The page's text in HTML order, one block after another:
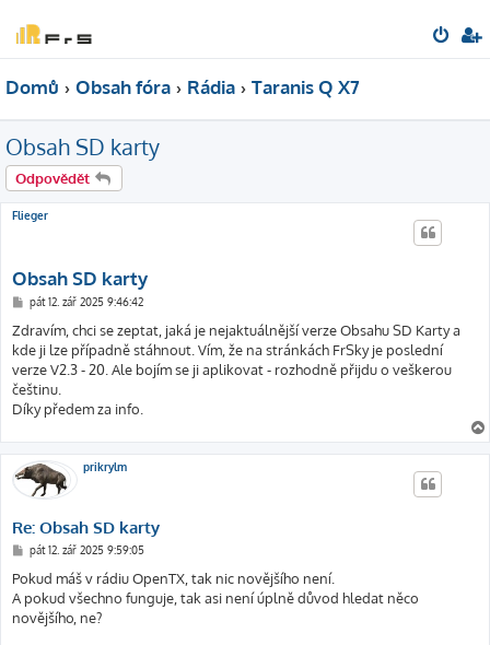
Domů Obsah fóra Rádia Taranis Q X7
Obsah SD karty
Odpovědět
Flieger
Obsah SD karty
P
í
s
p
ě
v
e
k
pát 12. zář 2025 9:46:42
Zdravím, chci se zeptat, jaká je nejaktuálnější verze Obsahu SD Karty a
kde ji lze případně stáhnout. Vím, že na stránkách FrSky je poslední
verze V2.3 - 20. Ale bojím se ji aplikovat - rozhodně přijdu o veškerou
češtinu.
Díky předem za info.
prikrylm
Re: Obsah SD karty
P
í
s
p
ě
v
pát 12. zář 2025 9:59:05
Pokud máš v rádiu OpenTX, tak nic novějšího není.
A pokud všechno funguje, tak asi není úplně důvod hledat něco
novějšího, ne?